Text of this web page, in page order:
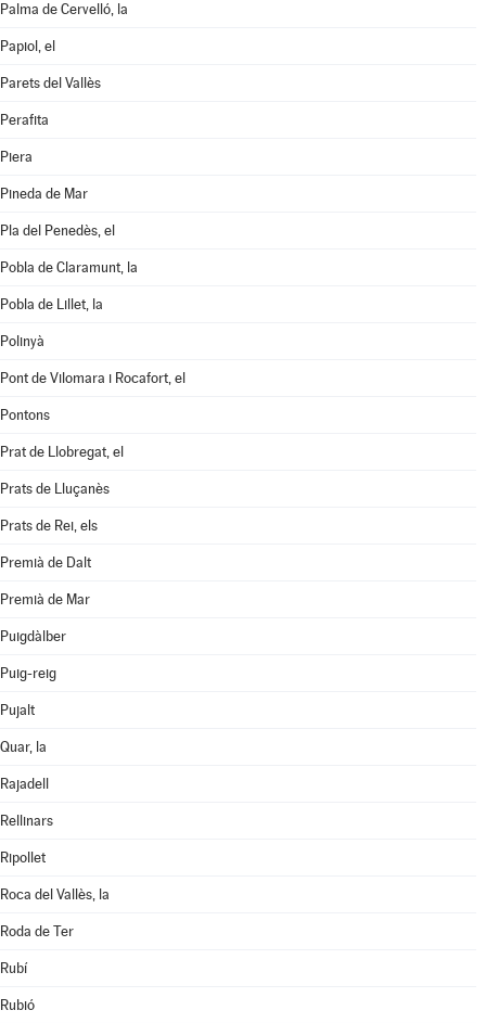
Palma de Cervelló, la
Papiol, el
Parets del Vallès
Perafita
Piera
Pineda de Mar
Pla del Penedès, el
Pobla de Claramunt, la
Pobla de Lillet, la
Polinyà
Pont de Vilomara i Rocafort, el
Pontons
Prat de Llobregat, el
Prats de Lluçanès
Prats de Rei, els
Premià de Dalt
Premià de Mar
Puigdàlber
Puig-reig
Pujalt
Quar, la
Rajadell
Rellinars
Ripollet
Roca del Vallès, la
Roda de Ter
Rubí
Rubió